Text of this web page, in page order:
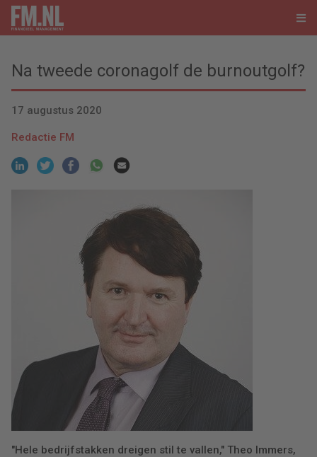
Na tweede coronagolf de burnoutgolf?
17 augustus 2020
Redactie FM
"Hele bedrijfstakken dreigen stil te vallen," Theo Immers,